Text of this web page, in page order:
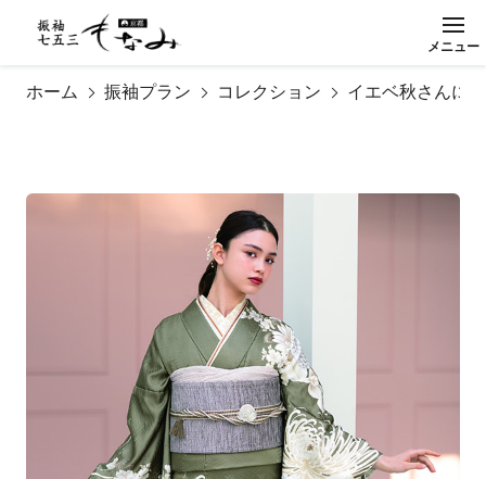
メニ ュ ー
ホーム 振袖プラン コレクション イエベ秋さんに